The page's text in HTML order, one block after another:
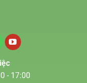
- 17:00